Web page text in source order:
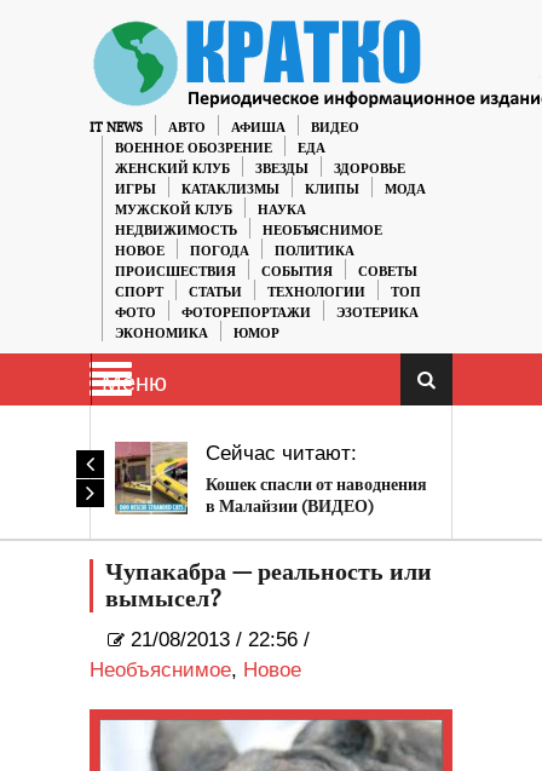
IT NEWS АВТО АФИША
ВИДЕО
ВОЕННОЕ ОБОЗРЕНИЕ
ЕДА
ЖЕНСКИЙ КЛУБ
ЗВЕЗДЫ
ЗДОРОВЬЕ
ИГРЫ
КАТАКЛИЗМЫ КЛИПЫ
МОДА
МУЖСКОЙ КЛУБ
НАУКА
НЕДВИЖИМОСТЬ
НЕОБЪЯСНИМОЕ
НОВОЕ
ПОГОДА
ПОЛИТИКА
ПРОИСШЕСТВИЯ
СОБЫТИЯ
СОВЕТЫ
СПОРТ
СТАТЬИ ТЕХНОЛОГИИ
ТОП
ФОТО
ФОТОРЕПОРТАЖИ
ЭЗОТЕРИКА
ЭКОНОМИКА
ЮМОР
Меню
Сейчас читают:
Кошек спасли от наводнения
в Малайзии (ВИДЕО)
Чупакабра — реальность или
вымысел?
21/08/2013 / 22:56 /
Необъяснимое, Новое